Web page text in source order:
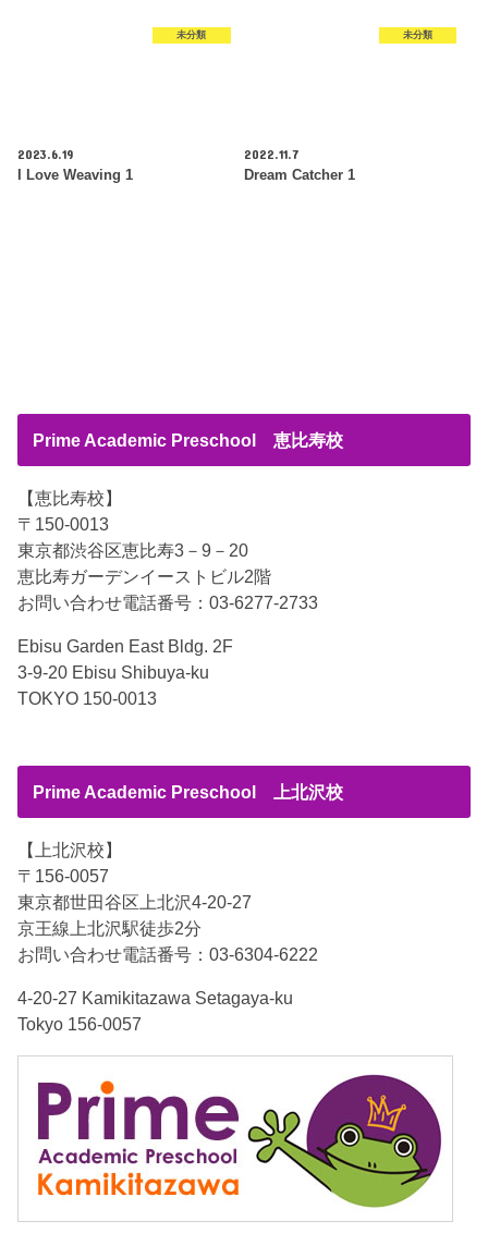
未分類
2023.6.19
I Love Weaving 1
未分類
2022.11.7
Dream Catcher 1
Prime Academic Preschool 恵比寿校
【恵比寿校】
〒150-0013
東京都渋谷区恵比寿3－9－20
恵比寿ガーデンイーストビル2階
お問い合わせ電話番号：03-6277-2733
Ebisu Garden East Bldg. 2F
3-9-20 Ebisu Shibuya-ku
TOKYO 150-0013
Prime Academic Preschool 上北沢校
【上北沢校】
〒156-0057
東京都世田谷区上北沢4-20-27
京王線上北沢駅徒歩2分
お問い合わせ電話番号：03-6304-6222
4-20-27 Kamikitazawa Setagaya-ku
Tokyo 156-0057